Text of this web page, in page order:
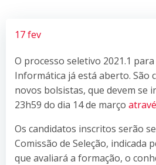
17 fev
O processo seletivo 2021.1
Informática já está aberto. São
novos bolsistas, que devem se
23h59 do dia 14 de março
Os candidatos inscritos serão
Comissão de Seleção, indicada
que avaliará a formação, o